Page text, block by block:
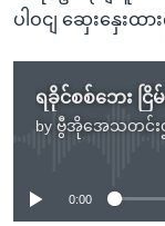
ပါဝငျ ဆှေးနှေးထ
by ဗွီအိုအေသတင်း
No
0:00